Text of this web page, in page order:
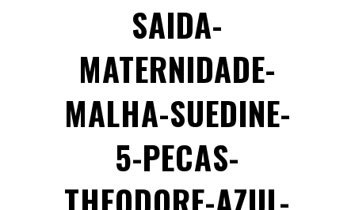
SAIDA-
MATERNIDADE-
MALHA-SUEDINE-
5-PECAS-